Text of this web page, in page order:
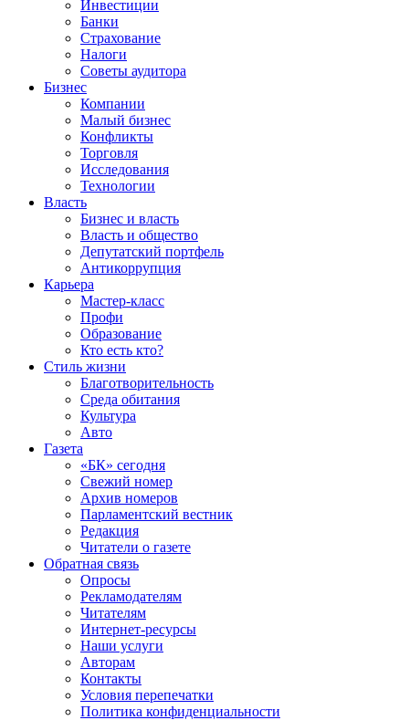
Инвестиции
Банки
Страхование
Налоги
Советы аудитора
Бизнес
Компании
Малый бизнес
Конфликты
Торговля
Исследования
Технологии
Власть
Бизнес и власть
Власть и общество
Депутатский портфель
Антикоррупция
Карьера
Мастер-класс
Профи
Образование
Кто есть кто?
Стиль жизни
Благотворительность
Среда обитания
Культура
Авто
Газета
«БК» сегодня
Свежий номер
Архив номеров
Парламентский вестник
Редакция
Читатели о газете
Обратная связь
Опросы
Рекламодателям
Читателям
Интернет-ресурсы
Наши услуги
Авторам
Контакты
Условия перепечатки
Политика конфиденциальности